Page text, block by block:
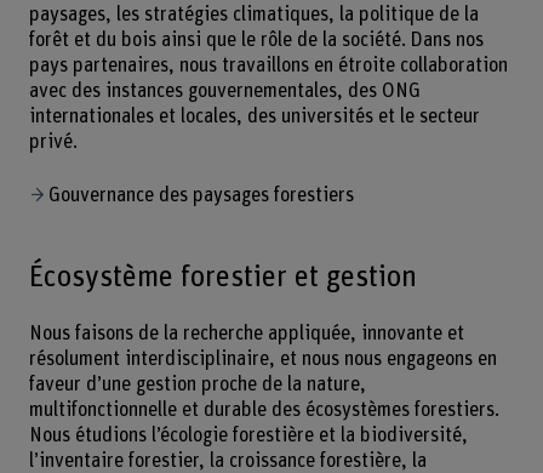
paysages, les stratégies climatiques, la politique de la
forêt et du bois ainsi que le rôle de la société. Dans nos
pays partenaires, nous travaillons en étroite collaboration
avec des instances gouvernementales, des ONG
internationales et locales, des universités et le secteur
privé.
Gouvernance des paysages forestiers
Écosystème forestier et gestion
Nous faisons de la recherche appliquée, innovante et
résolument interdisciplinaire, et nous nous engageons en
faveur d’une gestion proche de la nature,
multifonctionnelle et durable des écosystèmes forestiers.
Nous étudions l’écologie forestière et la biodiversité,
l’inventaire forestier, la croissance forestière, la